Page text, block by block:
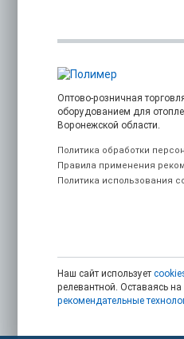
Оптово-розничная
оборудованием для
Воронежской области.
Политика обработки
Правила применения
Политика использования
Наш сайт использует
релевантной. Оставаясь
рекомендательные